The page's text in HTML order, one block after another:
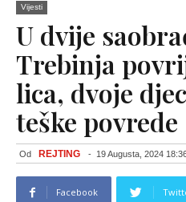
Vijesti
U dvije
Trebinja
lica, dvoje
teške povrede
Od REJTING - 19 Augusta, 2024
Facebook